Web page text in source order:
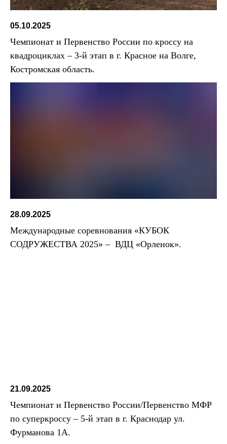
05.10.2025
Чемпионат и Первенство России по кроссу на
квадроциклах – 3-й этап в г. Красное на Волге,
Костромская область.
28.09.2025
Международные соревнования «КУБОК
СОДРУЖЕСТВА 2025» – ВДЦ «Орленок».
21.09.2025
Чемпионат и Первенство России/Первенство МФР
по суперкроссу – 5-й этап в г. Краснодар ул.
Фурманова 1А.